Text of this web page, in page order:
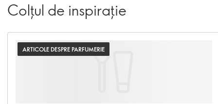
Colțul de inspirație
ARTICOLE DESPRE PARFUMERIE